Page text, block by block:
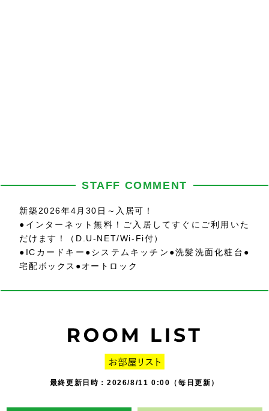
STAFF COMMENT
新築2026年4月30日～入居可！
●インターネット無料！ご入居してすぐにご利用いた
だけます！（D.U-NET/Wi-Fi付）
●ICカードキー●システムキッチン●洗髪洗面化粧台●
宅配ボックス●オートロック
最終更新日時：2026/8/11 0:00（毎日更新）